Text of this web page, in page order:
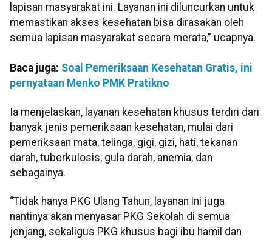
lapisan masyarakat ini. Layanan ini diluncurkan untuk
memastikan akses kesehatan bisa dirasakan oleh
semua lapisan masyarakat secara merata,” ucapnya.
Baca juga: Soal Pemeriksaan Kesehatan Gratis, ini
pernyataan Menko PMK Pratikno
Ia menjelaskan, layanan kesehatan khusus terdiri dari
banyak jenis pemeriksaan kesehatan, mulai dari
pemeriksaan mata, telinga, gigi, gizi, hati, tekanan
darah, tuberkulosis, gula darah, anemia, dan
sebagainya.
“Tidak hanya PKG Ulang Tahun, layanan ini juga
nantinya akan menyasar PKG Sekolah di semua
jenjang, sekaligus PKG khusus bagi ibu hamil dan